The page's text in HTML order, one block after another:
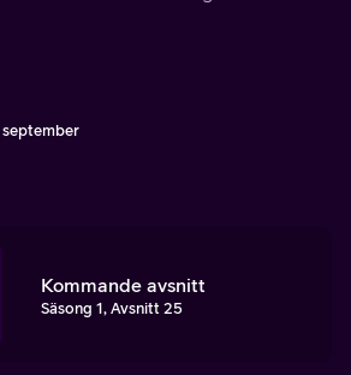
Kommande avsnitt
Säsong 1, Avsnitt 25